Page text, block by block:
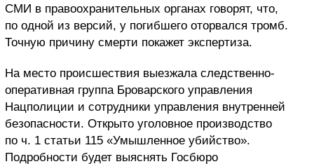
СМИ в правоохранительных органах говорят, что,
по одной из версий, у погибшего оторвался тромб.
Точную причину смерти покажет экспертиза.
На место происшествия выезжала следственно-
оперативная группа Броварского управления
Нацполиции и сотрудники управления внутренней
безопасности. Открыто уголовное производство
по ч. 1 статьи 115 «Умышленное убийство».
Подробности будет выяснять Госбюро